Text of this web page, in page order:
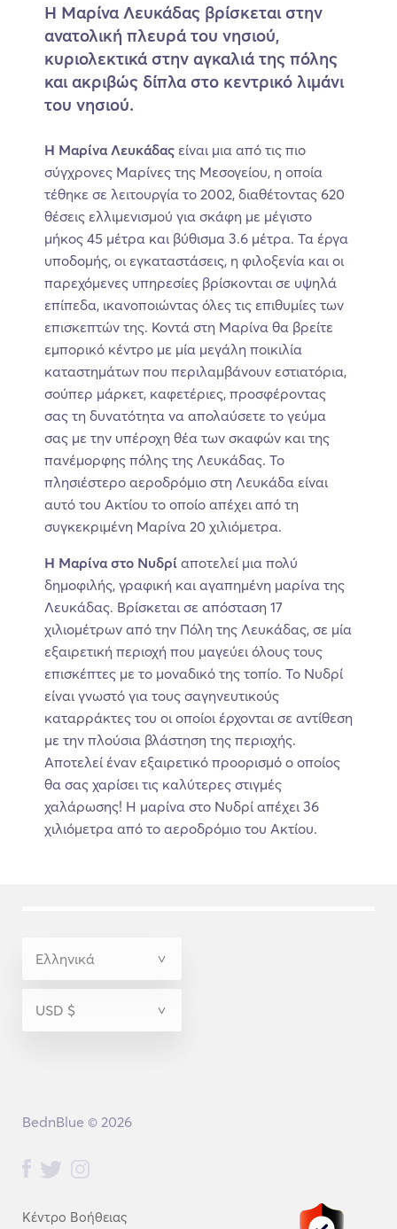
Η Μαρίνα Λευκάδας βρίσκεται στην
ανατολική πλευρά του νησιού,
κυριολεκτικά στην αγκαλιά της πόλης
και ακριβώς δίπλα στο κεντρικό λιμάνι
του νησιού.
Η Μαρίνα Λευκάδας είναι μια από τις πιο
σύγχρονες Μαρίνες της Μεσογείου, η οποία
τέθηκε σε λειτουργία το 2002, διαθέτοντας 620
θέσεις ελλιμενισμού για σκάφη με μέγιστο
μήκος 45 μέτρα και βύθισμα 3.6 μέτρα. Τα έργα
υποδομής, οι εγκαταστάσεις, η φιλοξενία και οι
παρεχόμενες υπηρεσίες βρίσκονται σε υψηλά
επίπεδα, ικανοποιώντας όλες τις επιθυμίες των
επισκεπτών της. Κοντά στη Μαρίνα θα βρείτε
εμπορικό κέντρο με μία μεγάλη ποικιλία
καταστημάτων που περιλαμβάνουν εστιατόρια,
σούπερ μάρκετ, καφετέριες, προσφέροντας
σας τη δυνατότητα να απολαύσετε το γεύμα
σας με την υπέροχη θέα των σκαφών και της
πανέμορφης πόλης της Λευκάδας. Το
πλησιέστερο αεροδρόμιο στη Λευκάδα είναι
αυτό του Ακτίου το οποίο απέχει από τη
συγκεκριμένη Μαρίνα 20 χιλιόμετρα.
Η Μαρίνα στο Νυδρί αποτελεί μια πολύ
δημοφιλής, γραφική και αγαπημένη μαρίνα της
Λευκάδας. Βρίσκεται σε απόσταση 17
χιλιομέτρων από την Πόλη της Λευκάδας, σε μία
εξαιρετική περιοχή που μαγεύει όλους τους
επισκέπτες με το μοναδικό της τοπίο. Το Νυδρί
είναι γνωστό για τους σαγηνευτικούς
καταρράκτες του οι οποίοι έρχονται σε αντίθεση
με την πλούσια βλάστηση της περιοχής.
Αποτελεί έναν εξαιρετικό προορισμό ο οποίος
θα σας χαρίσει τις καλύτερες στιγμές
χαλάρωσης! Η μαρίνα στο Νυδρί απέχει 36
χιλιόμετρα από το αεροδρόμιο του Ακτίου.
Κέντρο Βοήθειας
BednBlue © 2026